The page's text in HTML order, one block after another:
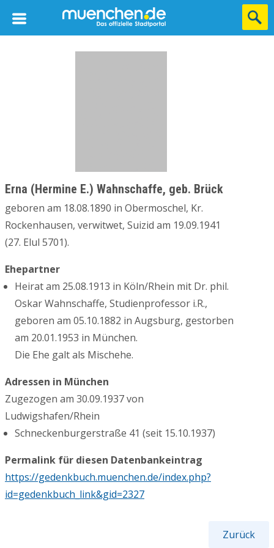
Erna (Hermine E.) Wahnschaffe, geb. Brück
geboren am 18.08.1890 in Obermoschel, Kr.
Rockenhausen, verwitwet, Suizid am 19.09.1941
(27. Elul 5701).
Ehepartner
Heirat am 25.08.1913 in Köln/Rhein mit Dr. phil.
Oskar Wahnschaffe, Studienprofessor i.R.,
geboren am 05.10.1882 in Augsburg, gestorben
am 20.01.1953 in München.
Die Ehe galt als Mischehe.
Adressen in München
Zugezogen am 30.09.1937 von
Ludwigshafen/Rhein
Schneckenburgerstraße 41 (seit 15.10.1937)
Permalink für diesen Datenbankeintrag
https://gedenkbuch.muenchen.de/index.php?
id=gedenkbuch_link&gid=2327
Zurück